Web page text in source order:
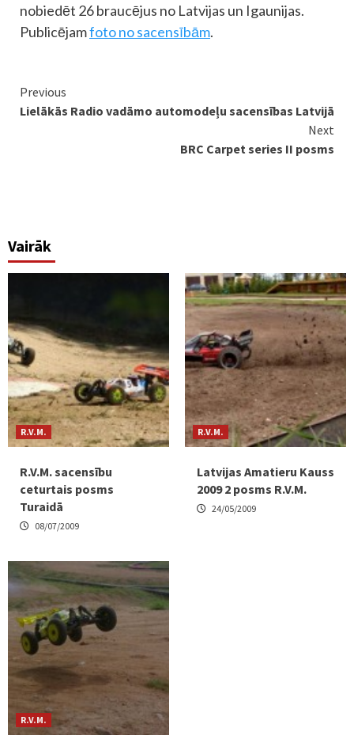
nobiedēt 26 braucējus no Latvijas un Igaunijas.
Publicējamfoto no sacensībām.
Continue
Reading
Previous
Lielākās Radio vadāmo automodeļu sacensības Latvijā
Next
BRC Carpet series II posms
Vairāk
R.V.M.
R.V.M. sacensību
ceturtais posms
Turaidā
08/07/2009
R.V.M.
Latvijas Amatieru Kauss
2009 2 posms R.V.M.
24/05/2009
R.V.M.